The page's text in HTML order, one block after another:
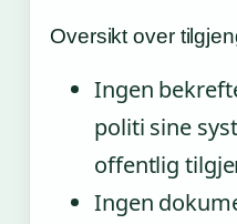
Oversikt over
Ingen
politi sine
offentlig
Ingen